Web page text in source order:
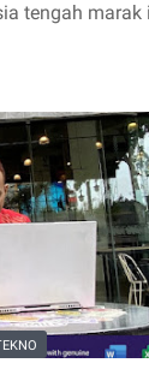
tengah marak